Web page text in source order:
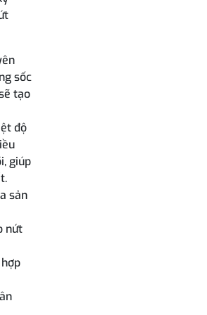
sốc
tạo
độ
giúp
sản
nứt